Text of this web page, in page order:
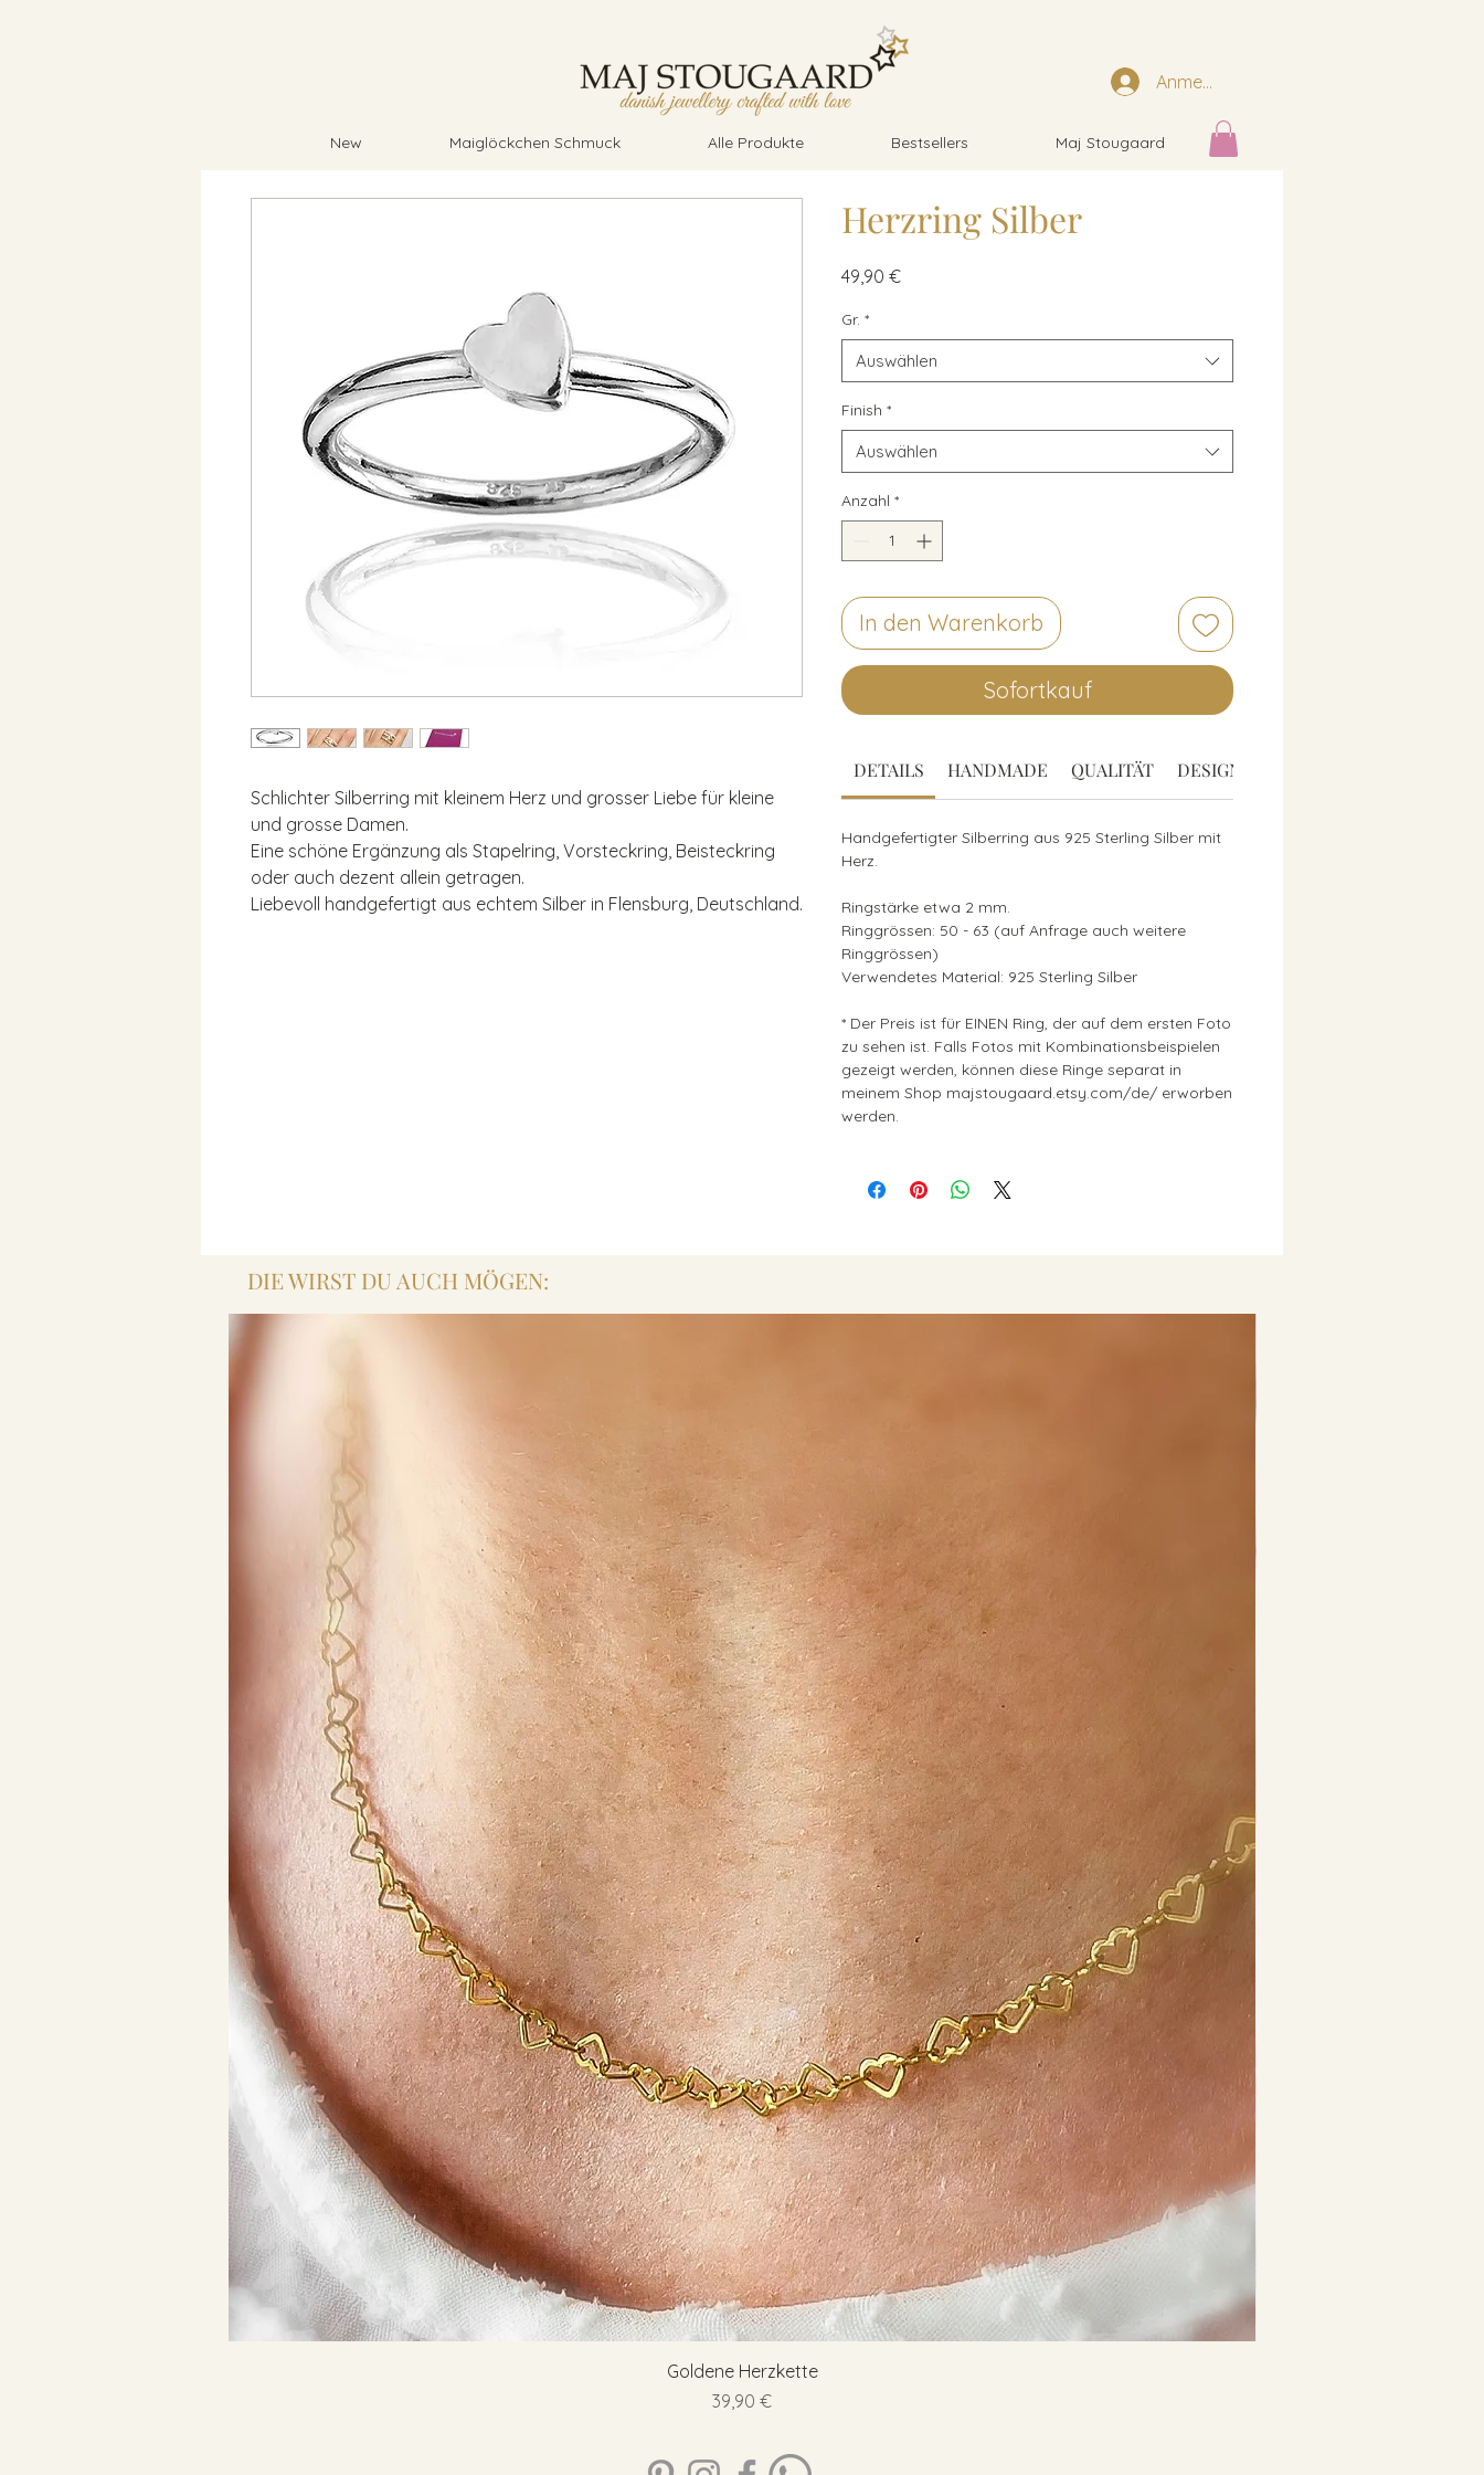
Anmelden
New Maiglöckchen Schmuck Alle Produkte Bestsellers Maj Stougaard
Schlichter Silberring mit kleinem Herz und grosser Liebe für kleine
und grosse Damen.
Eine schöne Ergänzung als Stapelring, Vorsteckring, Beisteckring
oder auch dezent allein getragen.
Liebevoll handgefertigt aus echtem Silber in Flensburg, Deutschland.
Herzring Silber
49,90 €Preis
Gr. *
Auswählen
Finish *
Auswählen
Anzahl *
In den Warenkorb
Sofortkauf
DETAILS HANDMADE QUALITÄT DESIGN
Handgefertigter Silberring aus 925 Sterling Silber mit
Herz.
Ringstärke etwa 2 mm.
Ringgrössen: 50 - 63 (auf Anfrage auch weitere
Ringgrössen)
Verwendetes Material: 925 Sterling Silber
* Der Preis ist für EINEN Ring, der auf dem ersten Foto
zu sehen ist. Falls Fotos mit Kombinationsbeispielen
gezeigt werden, können diese Ringe separat in
meinem Shop majstougaard.etsy.com/de/ erworben
werden.
Schnellansicht
Goldene Herzkette
Preis
39,90 €
DIE WIRST DU AUCH MÖGEN: